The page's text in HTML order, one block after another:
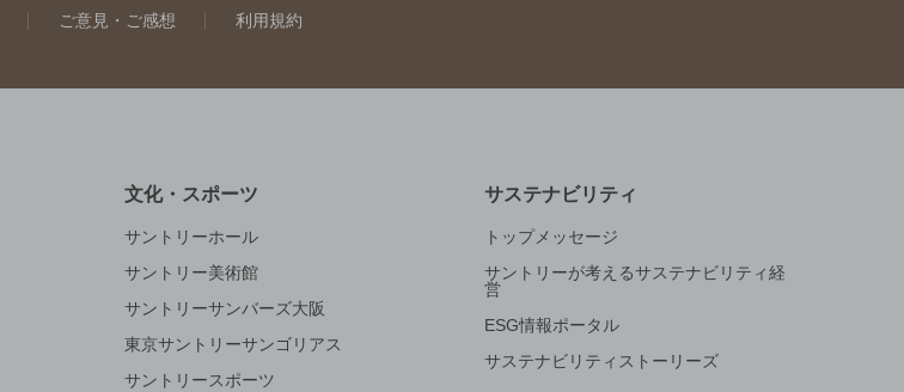
ご意見・ご感想 利用規約
文化・スポーツ
サントリーホール
サントリー美術館
サントリーサンバーズ大阪
東京サントリーサンゴリアス
サントリースポーツ
サステナビリティ
トップメッセージ
サントリーが考えるサステナビリティ経
営
ESG情報ポータル
サステナビリティストーリーズ